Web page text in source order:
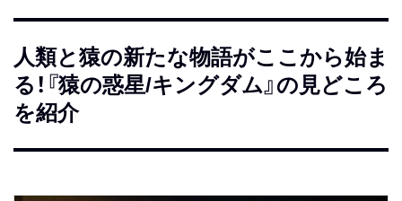
人類と猿の新たな物語がここから始ま
る！『猿の惑星/キングダム』の見どころ
を紹介